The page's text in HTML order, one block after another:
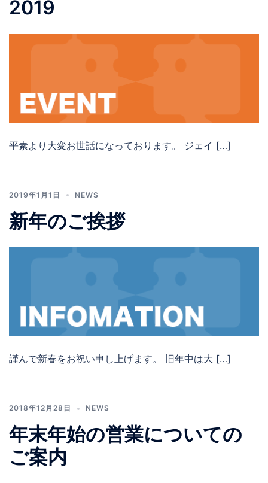
2019
平素より大変お世話になっております。 ジェイ […]
2019年1月1日 NEWS
新年のご挨拶
謹んで新春をお祝い申し上げます。 旧年中は大 […]
2018年12月28日 NEWS
年末年始の営業についての
ご案内